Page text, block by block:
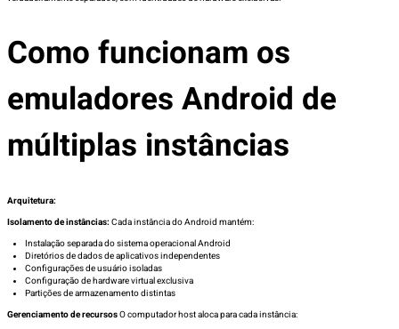
Como funcionam os
emuladores Android de
múltiplas instâncias
Arquitetura:
Isolamento de instâncias:Cada instância do Android mantém:
Instalação separada do sistema operacional Android
Diretórios de dados de aplicativos independentes
Configurações de usuário isoladas
Configuração de hardware virtual exclusiva
Partições de armazenamento distintas
Gerenciamento de recursosO computador host aloca para cada instância: